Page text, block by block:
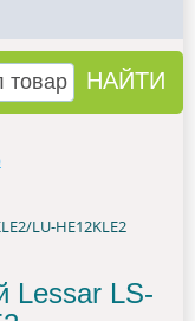
LU-HE12KLE2
Lessar LS-